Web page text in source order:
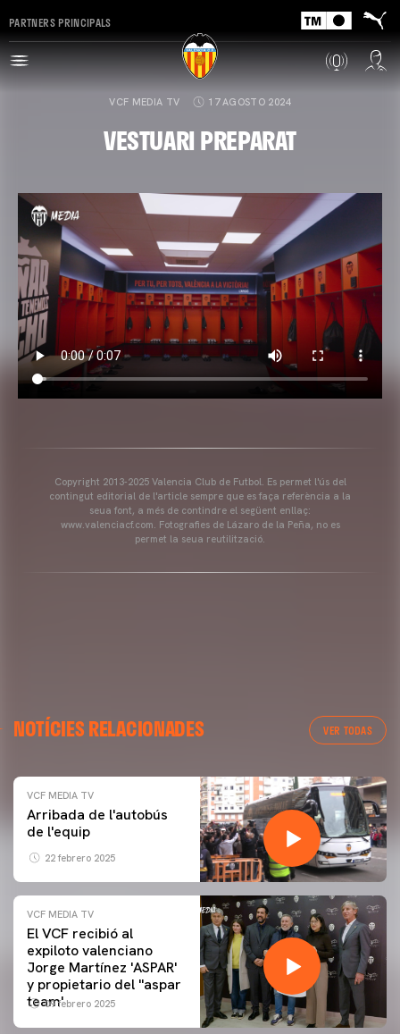
PARTNERS PRINCIPALS
VCF MEDIA TV 17 AGOSTO 2024
VESTUARI PREPARAT
Copyright 2013-2025 Valencia Club de Futbol. Es permet l'ús del
contingut editorial de l'article sempre que es faça referència a la
seua font, a més de contindre el següent enllaç:
www.valenciacf.com. Fotografies de Lázaro de la Peña, no es
permet la seua reutilització.
NOTÍCIES RELACIONADES VER TODAS
VCF MEDIA TV
Arribada de l'autobús
de l'equip
22 febrero 2025
VCF MEDIA TV
El VCF recibió al
expiloto valenciano
Jorge Martínez 'ASPAR'
y propietario del ''aspar
team'
09 febrero 2025